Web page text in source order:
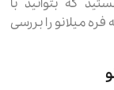
که بتوانید با
میلانو را بررسی